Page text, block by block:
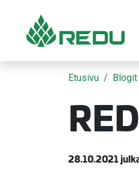
Etusivu Blogit
28.10.2021